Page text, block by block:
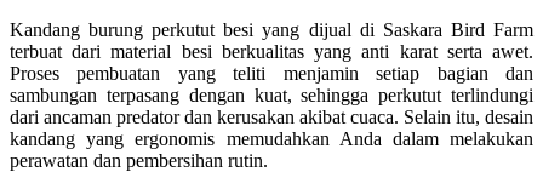
Kandang burung perkutut besi yang dijual di Saskara Bird Farm
terbuat dari material besi berkualitas yang anti karat serta awet.
Proses pembuatan yang teliti menjamin setiap bagian dan
sambungan terpasang dengan kuat, sehingga perkutut terlindungi
dari ancaman predator dan kerusakan akibat cuaca. Selain itu, desain
kandang yang ergonomis memudahkan Anda dalam melakukan
perawatan dan pembersihan rutin.